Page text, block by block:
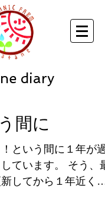
diary
間に
いう間に１年が過
ています。 そう、最
してから１年近く。